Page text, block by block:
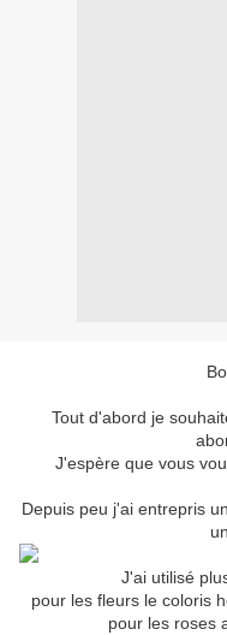
Tout d'abord je
J'espère que vous
Depuis peu j'ai entrepris
J'ai utilisé
pour les fleurs le coloris
pour les roses